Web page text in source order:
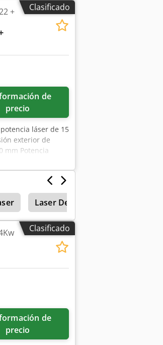
Documentación y
y visita
cita
Clasificado
+
precio
láser de 15
exterior de
mm Potencia
de corte: 1570h
Laser De Corte
Clasificado
precio